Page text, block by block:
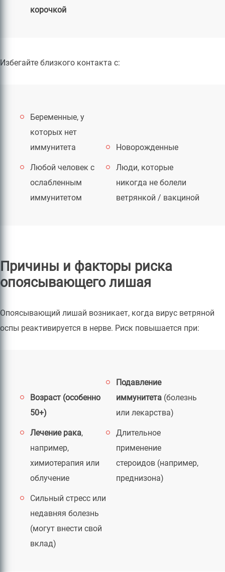
корочкой
Избегайте близкого контакта с:
Беременные, у
которых нет
иммунитета
Новорожденные
Любой человек с
ослабленным
иммунитетом
Люди, которые
никогда не болели
ветрянкой / вакциной
Причины и факторы риска
опоясывающего лишая
Опоясывающий лишай возникает, когда вирус ветряной
оспы реактивируется в нерве. Риск повышается при:
Возраст (особенно
50+)
Подавление
иммунитета (болезнь
или лекарства)
Лечение рака,
например,
химиотерапия или
облучение
Длительное
применение
стероидов (например,
преднизона)
Сильный стресс или
недавняя болезнь
(могут внести свой
вклад)